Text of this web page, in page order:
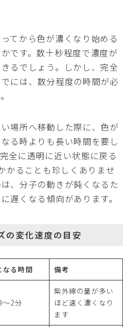
てから色が濃くなり始める
です。数十秒程度で濃度が
るでしょう。しかし、完全
には、数分程度の時間が必
場所へ移動した際に、色が
る時よりも長い時間を要し
全に透明に近い状態に戻る
かることも珍しくありませ
、分子の動きが鈍くなるた
遅くなる傾向があります。
の変化速度の目安
なる時間 備考
～2分
紫外線の量が多い
ほど速く濃くなり
ます